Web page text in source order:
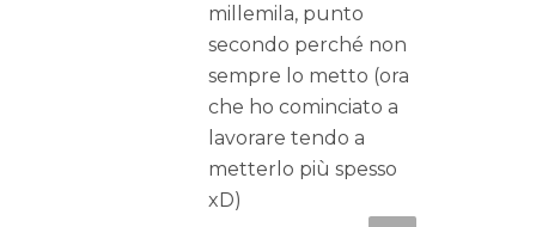
millemila, punto
secondo perché non
sempre lo metto (ora
che ho cominciato a
lavorare tendo a
metterlo più spesso
xD)